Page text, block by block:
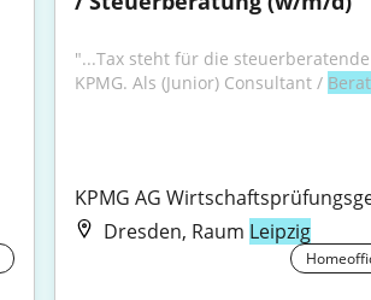
"...Tax steht für die
KPMG. Als (Junior) Consultant /
KPMG AG
Dresden, Raum Leipzig